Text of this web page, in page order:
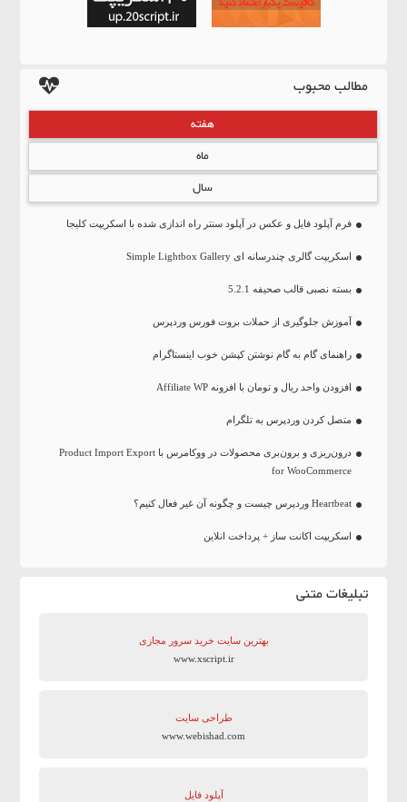
مطالب محبوب
هفته
ماه
سال
فرم آپلود فایل و عکس در آپلود سنتر راه اندازی شده با اسکریپت کلیجا
اسکریپت گالری چندرسانه ای Simple Lightbox Gallery
بسته نصبی قالب صحیفه 5.2.1
آموزش جلوگیری از حملات بروت فورس وردپرس
راهنمای گام به گام نوشتن کپشن خوب اینستاگرام
افزودن واحد ریال و تومان با افزونه Affiliate WP
متصل کردن وردپرس به تلگرام
درون‌ریزی و برون‌بری محصولات در ووکامرس با Product Import Export
for WooCommerce
Heartbeat وردپرس چیست و چگونه آن غیر فعال کنیم؟
اسکریپت اکانت ساز + پرداخت انلاین
تبلیغات متنی
بهترین سایت‌ خرید سرور مجازی
www.xscript.ir
طراحی سایت
www.webishad.com
آپلود فایل